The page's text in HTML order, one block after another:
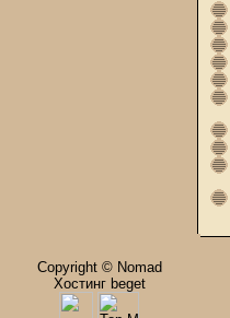
Copyright © Nomad
Хостинг beget